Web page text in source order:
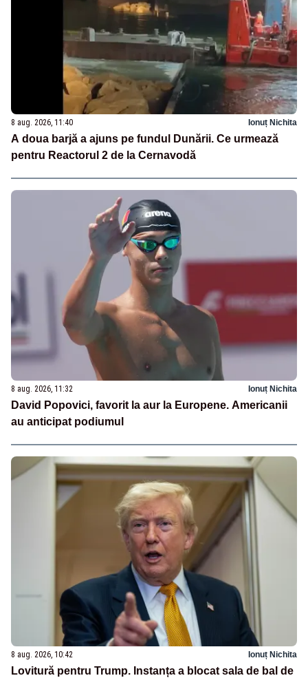
8 aug. 2026, 11:40 Ionuț Nichita
A doua barjă a ajuns pe fundul Dunării. Ce urmează
pentru Reactorul 2 de la Cernavodă
8 aug. 2026, 11:32 Ionuț Nichita
David Popovici, favorit la aur la Europene. Americanii
au anticipat podiumul
8 aug. 2026, 10:42 Ionuț Nichita
Lovitură pentru Trump. Instanța a blocat sala de bal de